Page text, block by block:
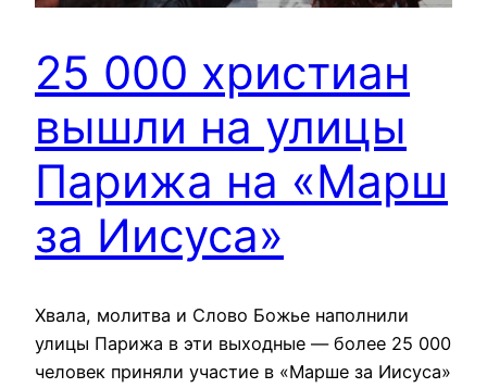
25 000 христиан
вышли на улицы
Парижа на «Марш
за Иисуса»
Хвала, молитва и Слово Божье наполнили
улицы Парижа в эти выходные — более 25 000
человек приняли участие в «Марше за Иисуса»